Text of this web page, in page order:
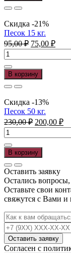
доставкой
3,5
тонны
Скидка -21%
Песок 15 кг.
95,00₽
цена
составляла
95,00 ₽.
75,00 ₽
Количество
товара
Песок
15
кг.
В корзину
Скидка -13%
Песок 50 кг.
230,00₽
цена
составляла
230,00 ₽.
200,00 ₽
Количество
товара
Песок
50
кг.
В корзину
Оставить заявку
Остались
Оставьте свои
свяжутся с Вами
Согласен с